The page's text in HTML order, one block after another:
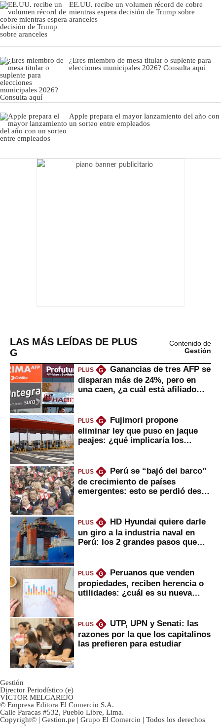
EE.UU. recibe un volumen récord de cobre
mientras espera decisión de Trump sobre
aranceles
¿Eres miembro de mesa titular o suplente para
elecciones municipales 2026? Consulta aquí
Apple prepara el mayor lanzamiento del año con
un sorteo entre empleados
LAS MÁS LEÍDAS DE PLUS
G
Contenido de
Gestión
PLUS G
Ganancias de tres AFP se
disparan más de 24%, pero en
una caen, ¿a cuál está afiliado
PLUS G
Fujimori propone
eliminar ley que puso en jaque
peajes: ¿qué implicaría los
PLUS G
Perú se “bajó del barco”
de crecimiento de países
emergentes: esto se perdió desde
PLUS G
HD Hyundai quiere darle
un giro a la industria naval en
Perú: los 2 grandes pasos que
PLUS G
Peruanos que venden
propiedades, reciben herencia o
utilidades: ¿cuál es su nueva
PLUS G
UTP, UPN y Senati: las
razones por la que los capitalinos
las prefieren para estudiar
Gestión
Director Periodístico (e)
VÍCTOR MELGAREJO
© Empresa Editora El Comercio S.A.
Calle Paracas #532, Pueblo Libre, Lima.
Copyright© | Gestion.pe | Grupo El Comercio | Todos los derechos